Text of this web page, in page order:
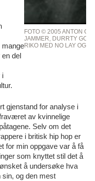
FOTO © 2005 ANTON
JAMMER, DURRTY
RIKO MED NO LAY OG
mange
del
i
gjenstand for analyse i
av kvinnelige
Selv om det
i britisk hip hop er
for min oppgave var å få
som knyttet stil det å
å undersøke hva
og den mest